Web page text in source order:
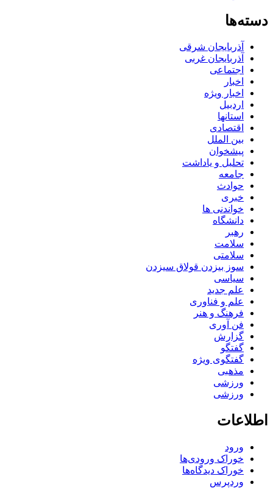
دسته‌ها
آذربایجان شرقی
آذربایجان غربی
اجتماعی
اخبار
اخبار ویژه
اردبیل
استانها
اقتصادی
بین الملل
پیشخوان
تحلیل و یاداشت
جامعه
حوادث
خبری
خواندنی ها
دانشگاه
رهبر
سلامت
سلامتی
سوز بیزدن قولاق سیزدن
سیاسی
علم جدید
علم و فناوری
فرهنگ و هنر
فن آوری
گزارش
گفتگو
گفتگوی ویژه
مذهبی
ورزشی
ورزشی
اطلاعات
ورود
خوراک ورودی‌ها
خوراک دیدگاه‌ها
وردپرس